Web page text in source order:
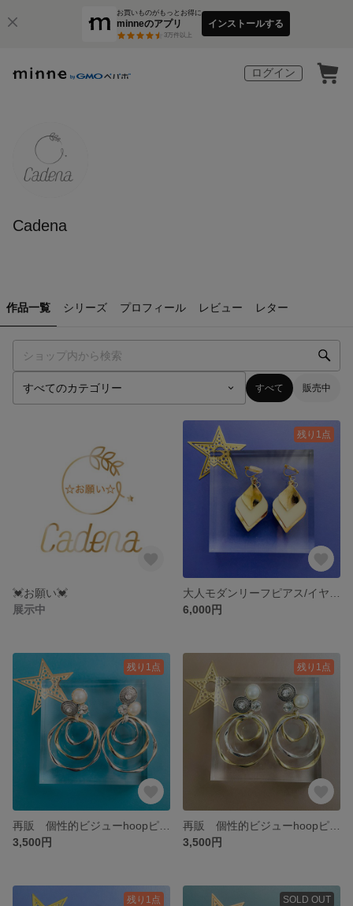
お買いものがもっとお得に
minneのアプリ
3万件以上
インストールする
ログイン
Cadena
作品一覧 シリーズ プロフィール レビュー レター
すべて 販売中
💓お願い💓
展示中
残り1点
6,000円
残り1点
3,500円
残り1点
3,500円
残り1点 SOLD OUT